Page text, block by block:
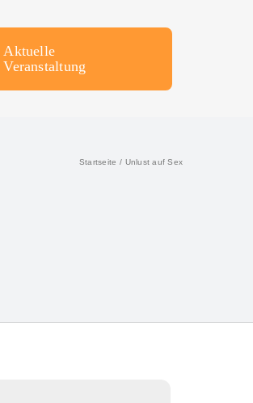
Aktuelle
Veranstaltung
Startseite Unlust auf Sex